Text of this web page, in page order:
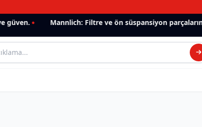
güven. Mannlich: Filtre ve ön süspansiyon